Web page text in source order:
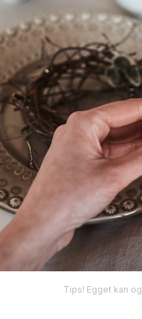
Tips! Egget kan